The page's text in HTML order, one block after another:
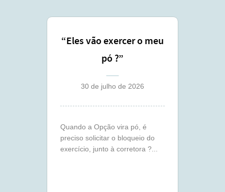
“Eles vão exercer o meu
pó ?”
30 de julho de 2026
Quando a Opção vira pó, é
preciso solicitar o bloqueio do
exercício, junto à corretora ?...